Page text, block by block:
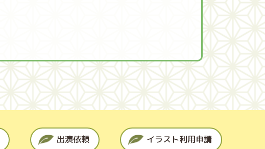
出演依頼 イラスト利用申請